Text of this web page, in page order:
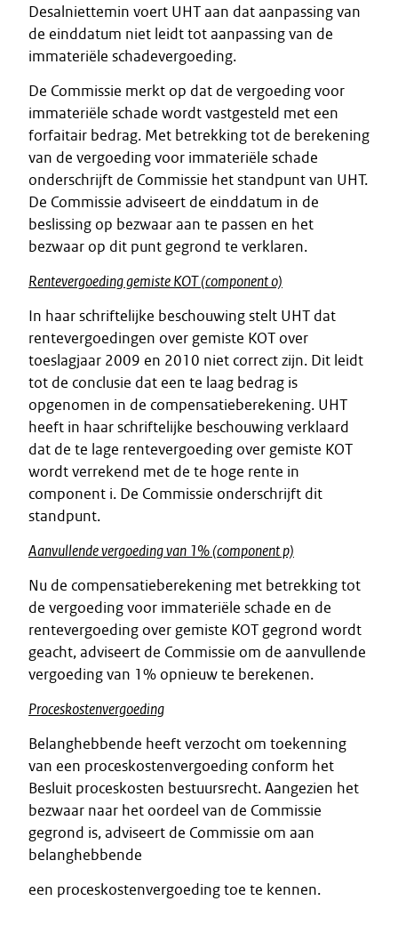
Desalniettemin voert UHT aan dat aanpassing van
de einddatum niet leidt tot aanpassing van de
immateriële schadevergoeding.
De Commissie merkt op dat de vergoeding voor
immateriële schade wordt vastgesteld met een
forfaitair bedrag. Met betrekking tot de berekening
van de vergoeding voor immateriële schade
onderschrijft de Commissie het standpunt van UHT.
De Commissie adviseert de einddatum in de
beslissing op bezwaar aan te passen en het
bezwaar op dit punt gegrond te verklaren.
Rentevergoeding gemiste KOT (component o)
In haar schriftelijke beschouwing stelt UHT dat
rentevergoedingen over gemiste KOT over
toeslagjaar 2009 en 2010 niet correct zijn. Dit leidt
tot de conclusie dat een te laag bedrag is
opgenomen in de compensatieberekening. UHT
heeft in haar schriftelijke beschouwing verklaard
dat de te lage rentevergoeding over gemiste KOT
wordt verrekend met de te hoge rente in
component i. De Commissie onderschrijft dit
standpunt.
Aanvullende vergoeding van 1% (component p)
Nu de compensatieberekening met betrekking tot
de vergoeding voor immateriële schade en de
rentevergoeding over gemiste KOT gegrond wordt
geacht, adviseert de Commissie om de aanvullende
vergoeding van 1% opnieuw te berekenen.
Proceskostenvergoeding
Belanghebbende heeft verzocht om toekenning
van een proceskostenvergoeding conform het
Besluit proceskosten bestuursrecht. Aangezien het
bezwaar naar het oordeel van de Commissie
gegrond is, adviseert de Commissie om aan
belanghebbende
een proceskostenvergoeding toe te kennen.